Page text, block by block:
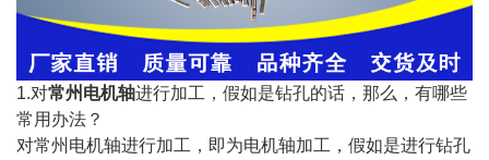
1.对常州电机轴进行加工，假如是钻孔的话，那么，有哪些
常用办法？
对常州电机轴进行加工，即为电机轴加工，假如是进行钻孔